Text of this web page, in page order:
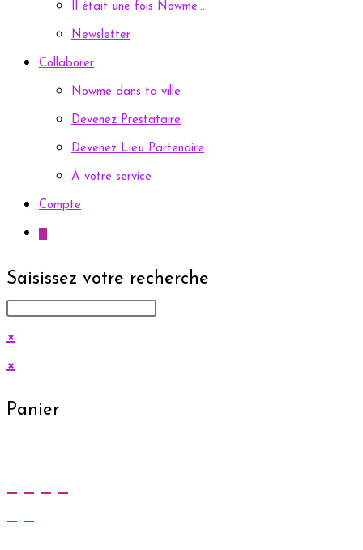
Il était une fois Nowme…
Newsletter
Collaborer
Nowme dans ta ville
Devenez Prestataire
Devenez Lieu Partenaire
À votre service
Compte
0
Saisissez votre recherche
×
×
Panier